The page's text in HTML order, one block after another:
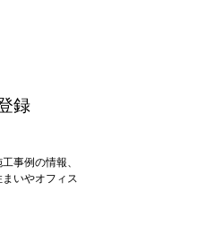
録
事例の情報、
いやオフィス